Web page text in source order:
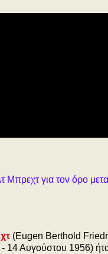
Μπρεχτ για τον όρο
(Eugen Berthold
14 Αυγούστου 1956)